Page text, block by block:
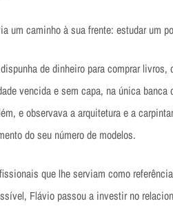
um caminho à sua frente: estudar um
de dinheiro para comprar
vencida e sem capa, na única banca
e observava a arquitetura e a
do seu número de modelos.
que lhe serviam como
Flávio passou a investir no